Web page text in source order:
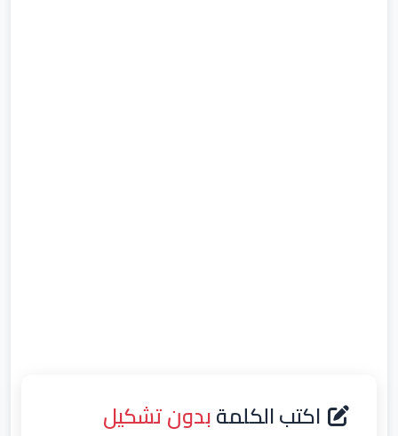
اكتب الكلمةبدون تشكيل